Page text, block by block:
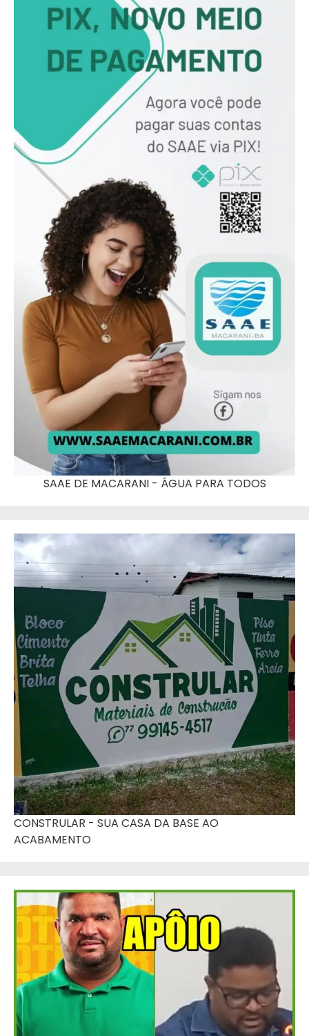
SAAE DE MACARANI - ÁGUA PARA TODOS
CONSTRULAR - SUA CASA DA BASE AO
ACABAMENTO